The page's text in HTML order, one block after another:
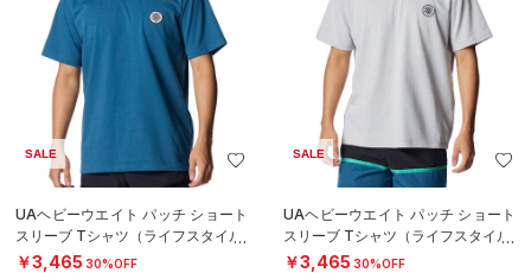
SALE
UAヘビーウエイト パッチ ショート
スリーブ Tシャツ（ライフスタイル/
MEN）
￥3,465 30%OFF
SALE
UAヘビーウエイト パッチ ショート
スリーブ Tシャツ（ライフスタイル/
MEN）
￥3,465 30%OFF